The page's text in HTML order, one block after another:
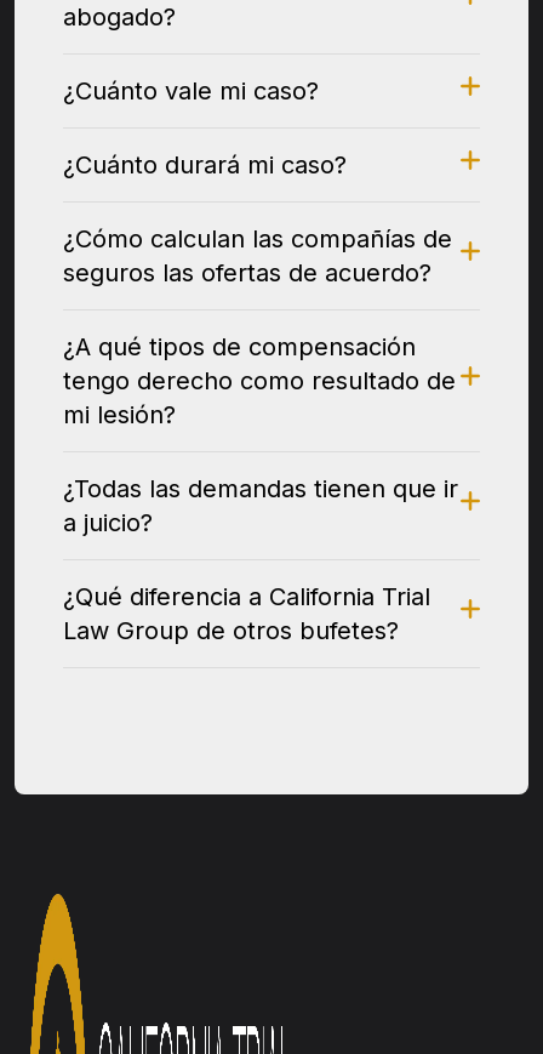
abogado?
¿Cuánto vale mi caso?
¿Cuánto durará mi caso?
¿Cómo calculan las compañías de
seguros las ofertas de acuerdo?
¿A qué tipos de compensación
tengo derecho como resultado de
mi lesión?
¿Todas las demandas tienen que ir
a juicio?
¿Qué diferencia a California Trial
Law Group de otros bufetes?